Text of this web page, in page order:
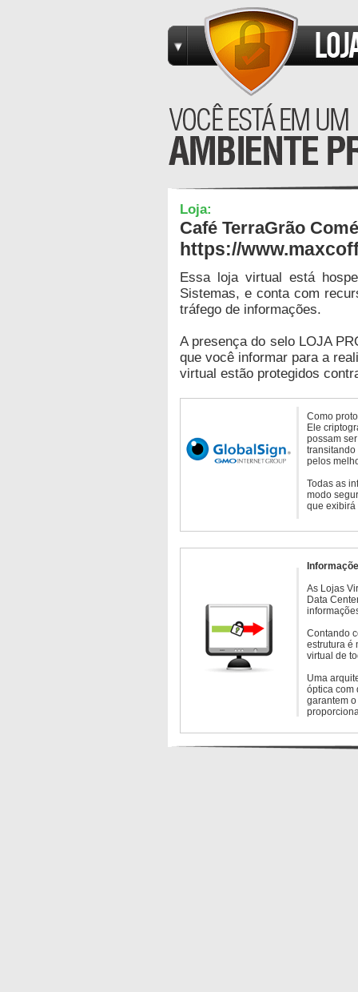
Loja:
Café TerraGrão
https://
Essa loja virtual está
Sistemas, e conta com
tráfego de informações.
A presença do selo LOJA
que você informar para a
virtual estão protegidos
Como
Ele
possam
transitando
pelos
Todas as
modo
que exibirá
As Lojas
Data
Contando
estrutura é
virtual de
Uma
óptica com
garantem